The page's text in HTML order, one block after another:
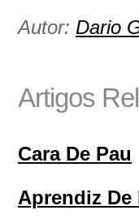
Autor: Dario
Artigos
Cara De Pau
Aprendiz De